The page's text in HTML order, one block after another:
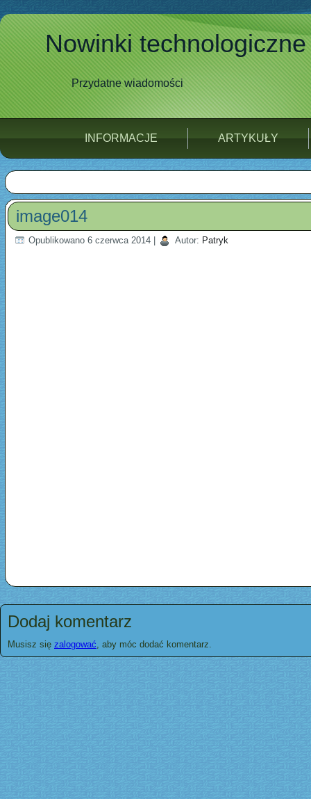
Nowinki technologiczne
Przydatne wiadomości
INFORMACJE ARTYKUŁY
image014
Opublikowano 6 czerwca 2014 Autor: Patryk
Dodaj komentarz
Musisz się zalogować, aby móc dodać komentarz.